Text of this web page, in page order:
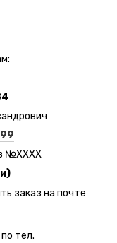
№ХХХХ
заказ на почте
тел.